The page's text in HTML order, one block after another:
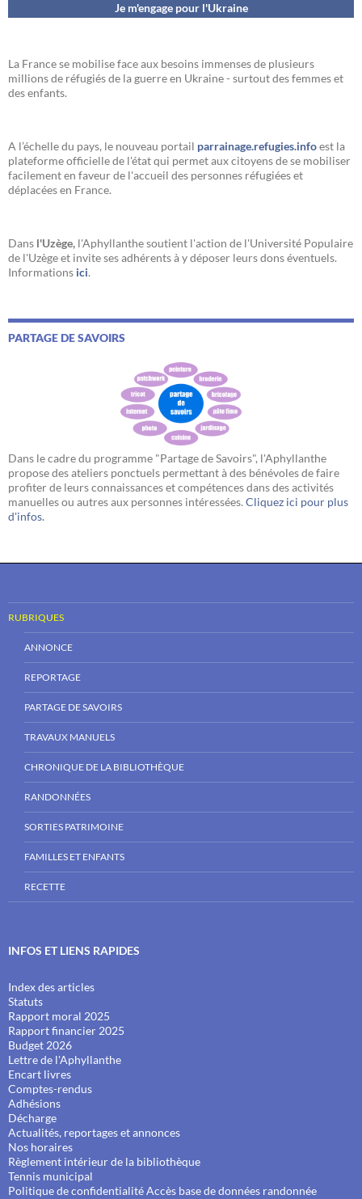
Je m'engage pour l'Ukraine
La France se mobilise face aux besoins immenses de plusieurs
millions de réfugiés de la guerre en Ukraine - surtout des femmes et
des enfants.
A l’échelle du pays, le nouveau portail parrainage.refugies.infoest la
plateforme officielle de l'état qui permet aux citoyens de se mobiliser
facilement en faveur de l'accueil des personnes réfugiées et
déplacées en France.
Dans l'Uzège, l'Aphyllanthe soutient l'action de l'Université Populaire
de l'Uzège et invite ses adhérents à y déposer leurs dons éventuels.
Informations ici.
PARTAGE DE SAVOIRS
Dans le cadre du programme "Partage de Savoirs", l'Aphyllanthe
propose des ateliers ponctuels permettant à des bénévoles de faire
profiter de leurs connaissances et compétences dans des activités
manuelles ou autres aux personnes intéressées. Cliquez ici pour plus
d'infos.
RUBRIQUES
ANNONCE
REPORTAGE
PARTAGE DE SAVOIRS
TRAVAUX MANUELS
CHRONIQUE DE LA BIBLIOTHÈQUE
RANDONNÉES
SORTIES PATRIMOINE
FAMILLES ET ENFANTS
RECETTE
INFOS ET LIENS RAPIDES
Index des articles
Statuts
Rapport moral 2025
Rapport financier 2025
Budget 2026
Lettre de l'Aphyllanthe
Encart livres
Comptes-rendus
Adhésions
Décharge
Actualités, reportages et annonces
Nos horaires
Règlement intérieur de la bibliothèque
Tennis municipal
Politique de confidentialitéAccès base de données randonnée